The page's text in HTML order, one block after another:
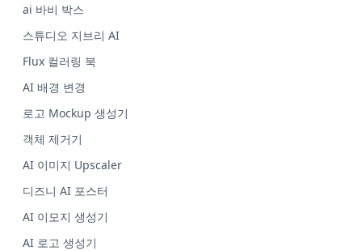
ai 바비 박스
스튜디오 지브리 AI
Flux 컬러링 북
AI 배경 변경
로고 Mockup 생성기
객체 제거기
AI 이미지 Upscaler
디즈니 AI 포스터
AI 이모지 생성기
AI 로고 생성기